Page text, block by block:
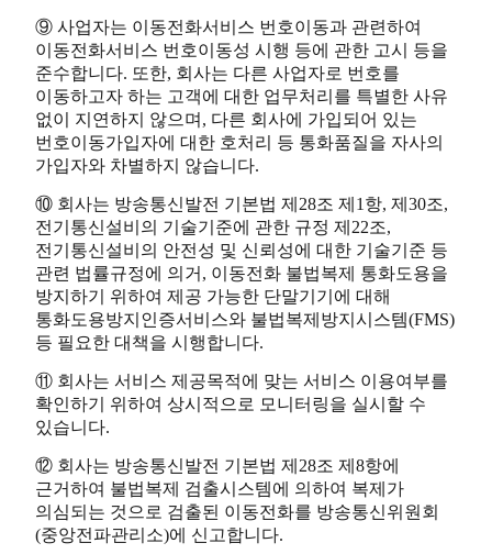
⑨ 사업자는 이동전화서비스 번호이동과 관련하여
이동전화서비스 번호이동성 시행 등에 관한 고시 등을
준수합니다. 또한, 회사는 다른 사업자로 번호를
이동하고자 하는 고객에 대한 업무처리를 특별한 사유
없이 지연하지 않으며, 다른 회사에 가입되어 있는
번호이동가입자에 대한 호처리 등 통화품질을 자사의
가입자와 차별하지 않습니다.
⑩ 회사는 방송통신발전 기본법 제28조 제1항, 제30조,
전기통신설비의 기술기준에 관한 규정 제22조,
전기통신설비의 안전성 및 신뢰성에 대한 기술기준 등
관련 법률규정에 의거, 이동전화 불법복제 통화도용을
방지하기 위하여 제공 가능한 단말기기에 대해
통화도용방지인증서비스와 불법복제방지시스템(FMS)
등 필요한 대책을 시행합니다.
⑪ 회사는 서비스 제공목적에 맞는 서비스 이용여부를
확인하기 위하여 상시적으로 모니터링을 실시할 수
있습니다.
⑫ 회사는 방송통신발전 기본법 제28조 제8항에
근거하여 불법복제 검출시스템에 의하여 복제가
의심되는 것으로 검출된 이동전화를 방송통신위원회
(중앙전파관리소)에 신고합니다.